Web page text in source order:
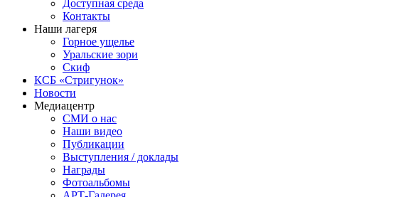
Доступная среда
Контакты
Наши лагеря
Горное ущелье
Уральские зори
Скиф
КСБ «Стригунок»
Новости
Медиацентр
СМИ о нас
Наши видео
Публикации
Выступления / доклады
Награды
Фотоальбомы